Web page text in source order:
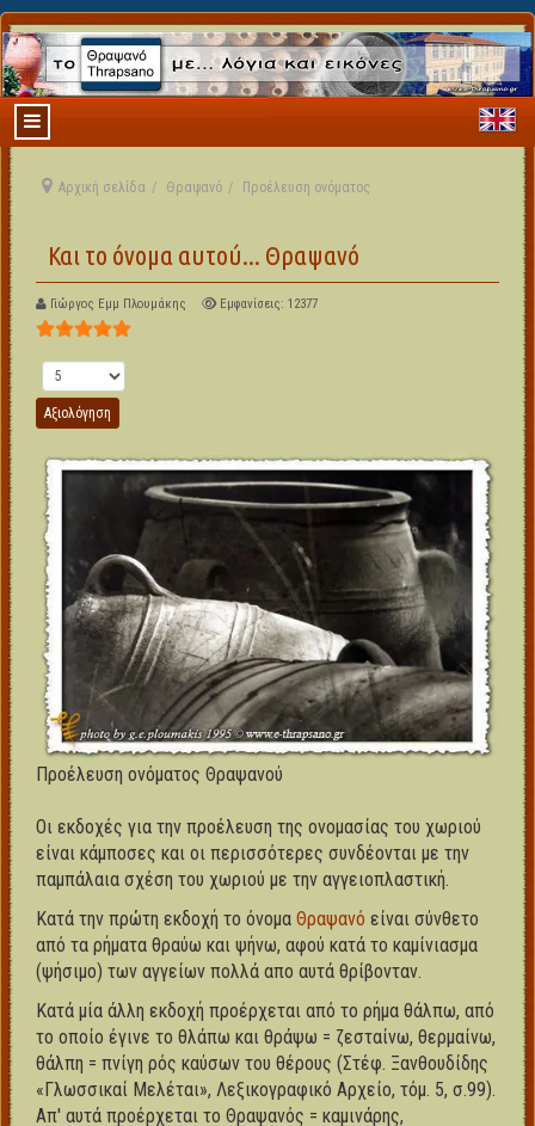
Αρχική σελίδα Θραψανό Προέλευση ονόματος
Και το όνομα αυτού... Θραψανό
Γιώργος Εμμ Πλουμάκης Εμφανίσεις: 12377
Αξιολόγηση Χρήστη:
Παρακαλώ αξιολογήστε
Προέλευση ονόματος Θραψανού
Οι εκδοχές για την προέλευση της ονομασίας του χωριού
είναι κάμποσες και οι περισσότερες συνδέονται με την
παμπάλαια σχέση του χωριού με την αγγειοπλαστική.
Κατά την πρώτη εκδοχή το όνομα Θραψανό είναι σύνθετο
από τα ρήματα θραύω και ψήνω, αφού κατά το καμίνιασμα
(ψήσιμο) των αγγείων πολλά απο αυτά θρίβονταν.
Κατά μία άλλη εκδοχή προέρχεται από το ρήμα θάλπω, από
το οποίο έγινε το θλάπω και θράψω = ζεσταίνω, θερμαίνω,
θάλπη = πνίγη ρός καύσων του θέρους (Στέφ. Ξανθουδίδης
«Γλωσσικαί Μελέται», Λεξικογραφικό Αρχείο, τόμ. 5, σ.99).
Απ' αυτά προέρχεται το Θραψανός = καμινάρης,